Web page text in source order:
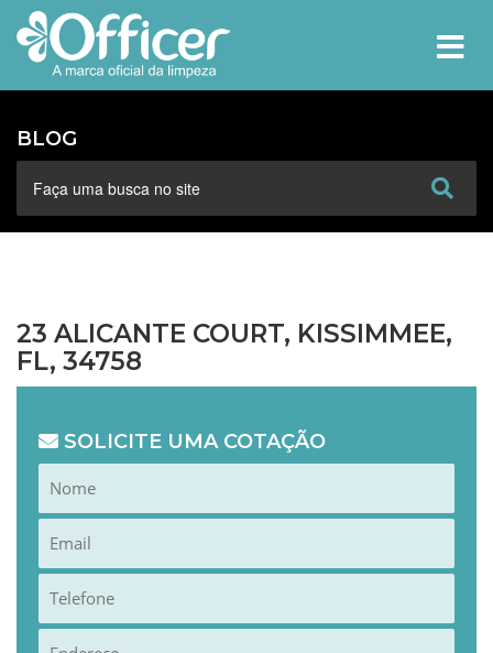
BLOG
23 ALICANTE COURT, KISSIMMEE,
FL, 34758
SOLICITE UMA COTAÇÃO